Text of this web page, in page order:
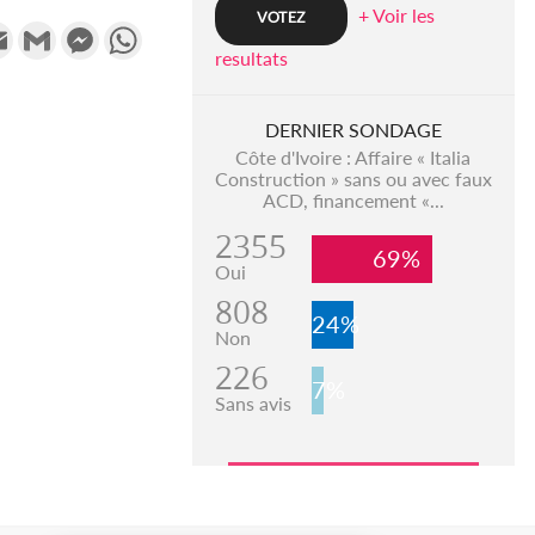
Email Gmail MessengerWhatsApp
+ Voir les
resultats
DERNIER SONDAGE
Côte d'Ivoire : Affaire « Italia
Construction » sans ou avec faux
ACD, financement «...
2355
Oui 69%
808
Non 24%
226
Sans avis 7%